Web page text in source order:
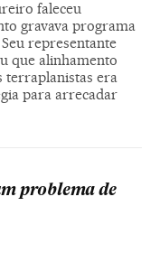
faleceu
gravava programa
representante
que alinhamento
terraplanistas era
para arrecadar
problema de